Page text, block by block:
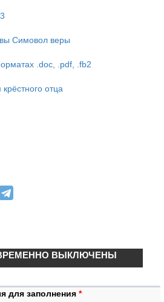
Симовол веры
.doc, .pdf, .fb2
отца
ВЫКЛЮЧЕНЫ
для заполнения *